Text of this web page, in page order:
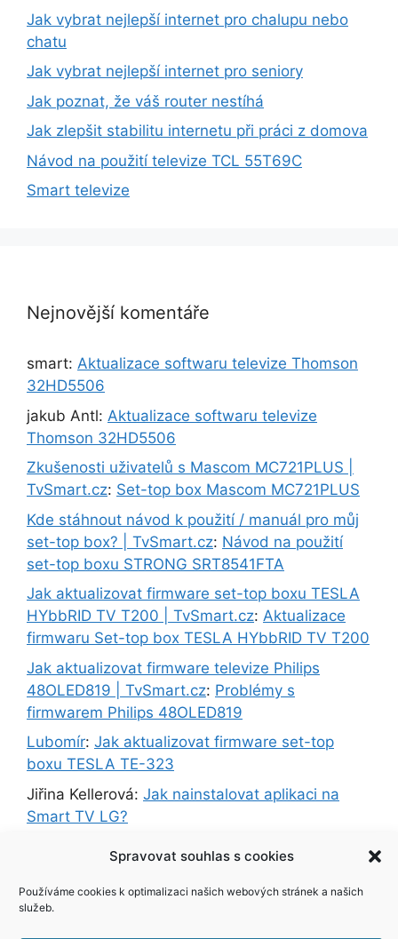
Jak vybrat nejlepší internet pro chalupu nebo
chatu
Jak vybrat nejlepší internet pro seniory
Jak poznat, že váš router nestíhá
Jak zlepšit stabilitu internetu při práci z domova
Návod na použití televize TCL 55T69C
Smart televize
Nejnovější komentáře
smart: Aktualizace softwaru televize Thomson
32HD5506
jakub Antl: Aktualizace softwaru televize
Thomson 32HD5506
Zkušenosti uživatelů s Mascom MC721PLUS |
TvSmart.cz: Set-top box Mascom MC721PLUS
Kde stáhnout návod k použití / manuál pro můj
set-top box? | TvSmart.cz: Návod na použití
set-top boxu STRONG SRT8541FTA
Jak aktualizovat firmware set-top boxu TESLA
HYbbRID TV T200 | TvSmart.cz: Aktualizace
firmwaru Set-top box TESLA HYbbRID TV T200
Jak aktualizovat firmware televize Philips
48OLED819 | TvSmart.cz: Problémy s
firmwarem Philips 48OLED819
Lubomír: Jak aktualizovat firmware set-top
boxu TESLA TE-323
Jiřina Kellerová: Jak nainstalovat aplikaci na
Smart TV LG?
Jak zapnout časovač vypnutí
nebo zapnutí televize?
Michal:Jak aktualizovat software v televizi
Spravovat souhlas s cookies
Používáme cookies k optimalizaci našich webových stránek a našich
služeb.